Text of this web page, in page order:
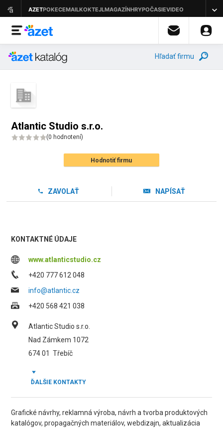
Hľadať firmu
Atlantic Studio s.r.o.
(0 hodnotení)
Hodnotiť firmu
ZAVOLAŤ NAPÍSAŤ
KONTAKTNÉ ÚDAJE
www.atlanticstudio.cz
+420 777 612 048
info@atlantic.cz
+420 568 421 038
Atlantic Studio s.r.o.
Nad Zámkem 1072
674 01 Třebíč
ĎALŠIE KONTAKTY
Grafické návrhy, reklamná výroba, návrh a tvorba produktových
katalógov, propagačných materiálov, webdizajn, aktualizácia